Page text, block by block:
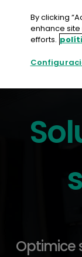
contenido
Optimice
By clicking
enhance site
efforts.